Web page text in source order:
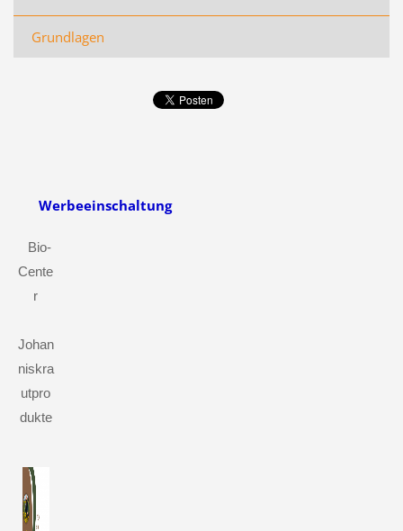
Grundlagen
Werbeeinschaltung
Bio-
Cente
r
Johan
niskra
utpro
dukte